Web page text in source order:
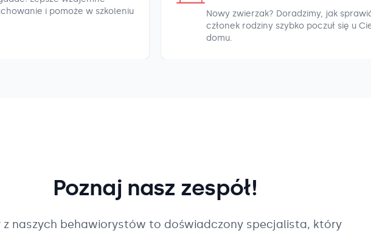
i pomoże w szkoleniu
Nowy zwierzak? Doradzimy, jak
członek rodziny szybko poczuł się u
domu.
Poznaj nasz zespół!
z naszych behawiorystów to doświadczony specjalista, który